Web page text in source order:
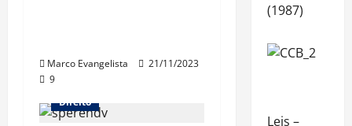
Marco Evangelista
21/11/2023
9
Direito
(1987)
Leis –